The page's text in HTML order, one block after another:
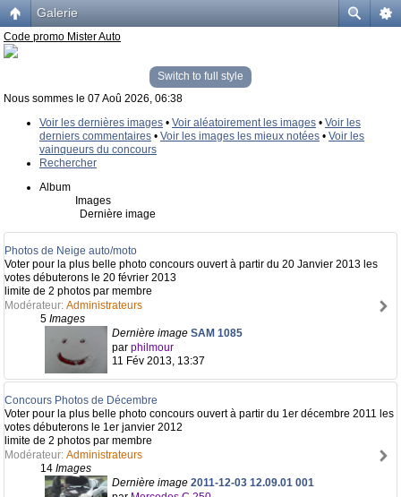
Galerie
Code promo Mister Auto
Switch to full style
Nous sommes le 07 Aoû 2026, 06:38
Voir les dernières images • Voir aléatoirement les images • Voir les
derniers commentaires • Voir les images les mieux notées • Voir les
vainqueurs du concours
Rechercher
Album
Images
Dernière image
Photos de Neige auto/moto
Voter pour la plus belle photo concours ouvert à partir du 20 Janvier 2013 les
votes débuterons le 20 février 2013
limite de 2 photos par membre
Modérateur: Administrateurs
5 Images
Dernière image SAM 1085
par philmour
11 Fév 2013, 13:37
Concours Photos de Décembre
Voter pour la plus belle photo concours ouvert à partir du 1er décembre 2011 les
votes débuterons le 1er janvier 2012
limite de 2 photos par membre
Modérateur: Administrateurs
14 Images
Dernière image 2011-12-03 12.09.01 001